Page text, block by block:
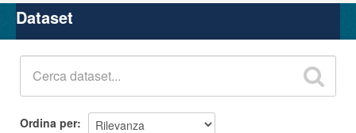
Organizzazioni
Gruppi
Dataset
Ordina per